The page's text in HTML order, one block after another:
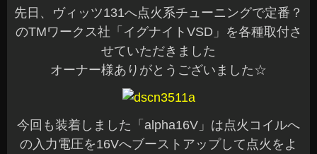
先日、ヴィッツ131へ点火系チューニングで定番？
のTMワークス社「イグナイトVSD」を各種取付さ
せていただきました
オーナー様ありがとうございました☆
今回も装着しました「alpha16V」は点火コイルへ
の入力電圧を16Vへブーストアップして点火をよ